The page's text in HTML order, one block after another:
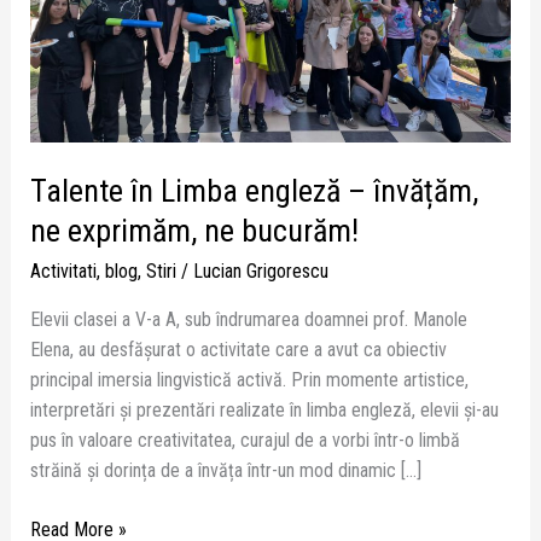
Talente în Limba engleză – învățăm,
ne exprimăm, ne bucurăm!
Activitati, blog, Stiri/ Lucian Grigorescu
Elevii clasei a V-a A, sub îndrumarea doamnei prof. Manole
Elena, au desfășurat o activitate care a avut ca obiectiv
principal imersia lingvistică activă. Prin momente artistice,
interpretări și prezentări realizate în limba engleză, elevii și-au
pus în valoare creativitatea, curajul de a vorbi într-o limbă
străină și dorința de a învăța într-un mod dinamic […]
exprimăm,
ne
bucurăm!
Read More »